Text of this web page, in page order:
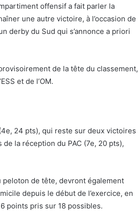
offensif a fait parler la
une autre victoire, à l’occasion de
derby du Sud qui s’annonce a priori
de la tête du classement,
et de l’OM.
24 pts), qui reste sur deux victoires
la réception du PAC (7e, 20 pts),
peloton de tête, devront également
depuis le début de l’exercice, en
points pris sur 18 possibles.